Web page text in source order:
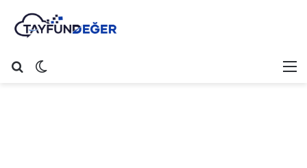
Arama yap ...